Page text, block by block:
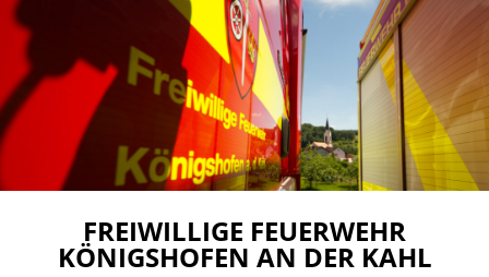
FREIWILLIGE FEUERWEHR
KÖNIGSHOFEN AN DER KAHL